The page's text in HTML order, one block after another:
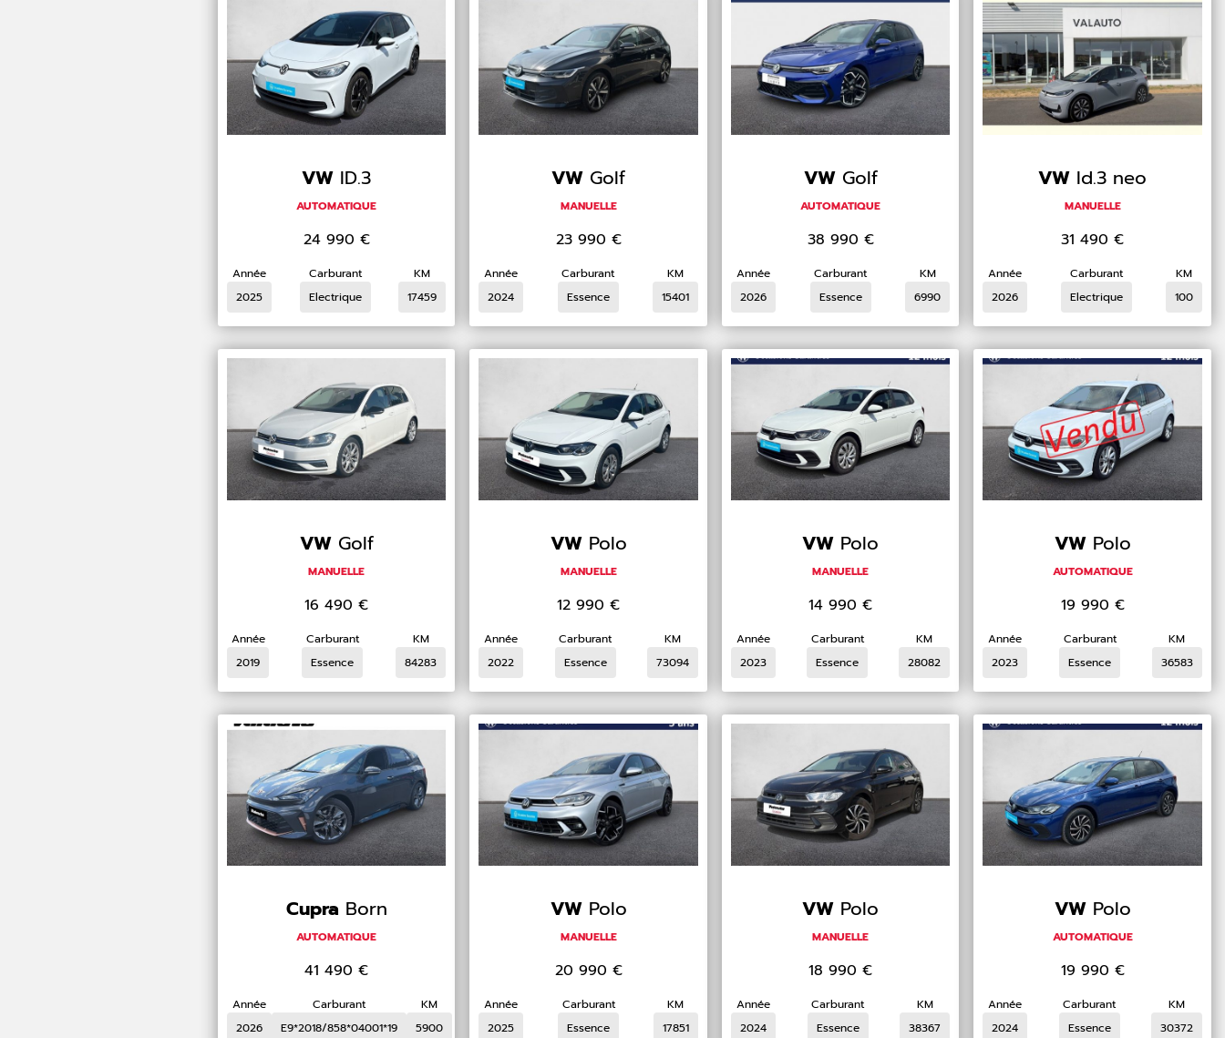
VW ID.3
AUTOMATIQUE
24 990 €
Année
2025
Carburant
Electrique
KM
17459
VW Golf
MANUELLE
23 990 €
Année
2024
Carburant
Essence
KM
15401
VW Golf
AUTOMATIQUE
38 990 €
Année
2026
Carburant
Essence
KM
6990
VW Id.3 neo
MANUELLE
31 490 €
Année
2026
Carburant
Electrique
KM
100
VW Golf
MANUELLE
16 490 €
Année
2019
Carburant
Essence
KM
84283
VW Polo
MANUELLE
12 990 €
Année
2022
Carburant
Essence
KM
73094
VW Polo
MANUELLE
14 990 €
Année
2023
Carburant
Essence
KM
28082
VW Polo
AUTOMATIQUE
19 990 €
Année
2023
Carburant
Essence
KM
36583
Cupra Born
AUTOMATIQUE
41 490 €
Année
2026
Carburant
E9*2018/858*04001*19
KM
5900
VW Polo
MANUELLE
20 990 €
Année
2025
Carburant
Essence
KM
17851
VW Polo
MANUELLE
18 990 €
Année
2024
Carburant
Essence
KM
38367
VW Polo
AUTOMATIQUE
19 990 €
Année
2024
Carburant
Essence
KM
30372